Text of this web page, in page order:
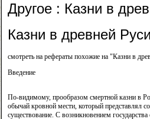
Другое : Казни в
Казни в древней
смотреть на рефераты похожие на "Казни в
Введение
По-видимому, прообразом смертной казни в
обычай кровной мести, который представлял
существование. С возникновением